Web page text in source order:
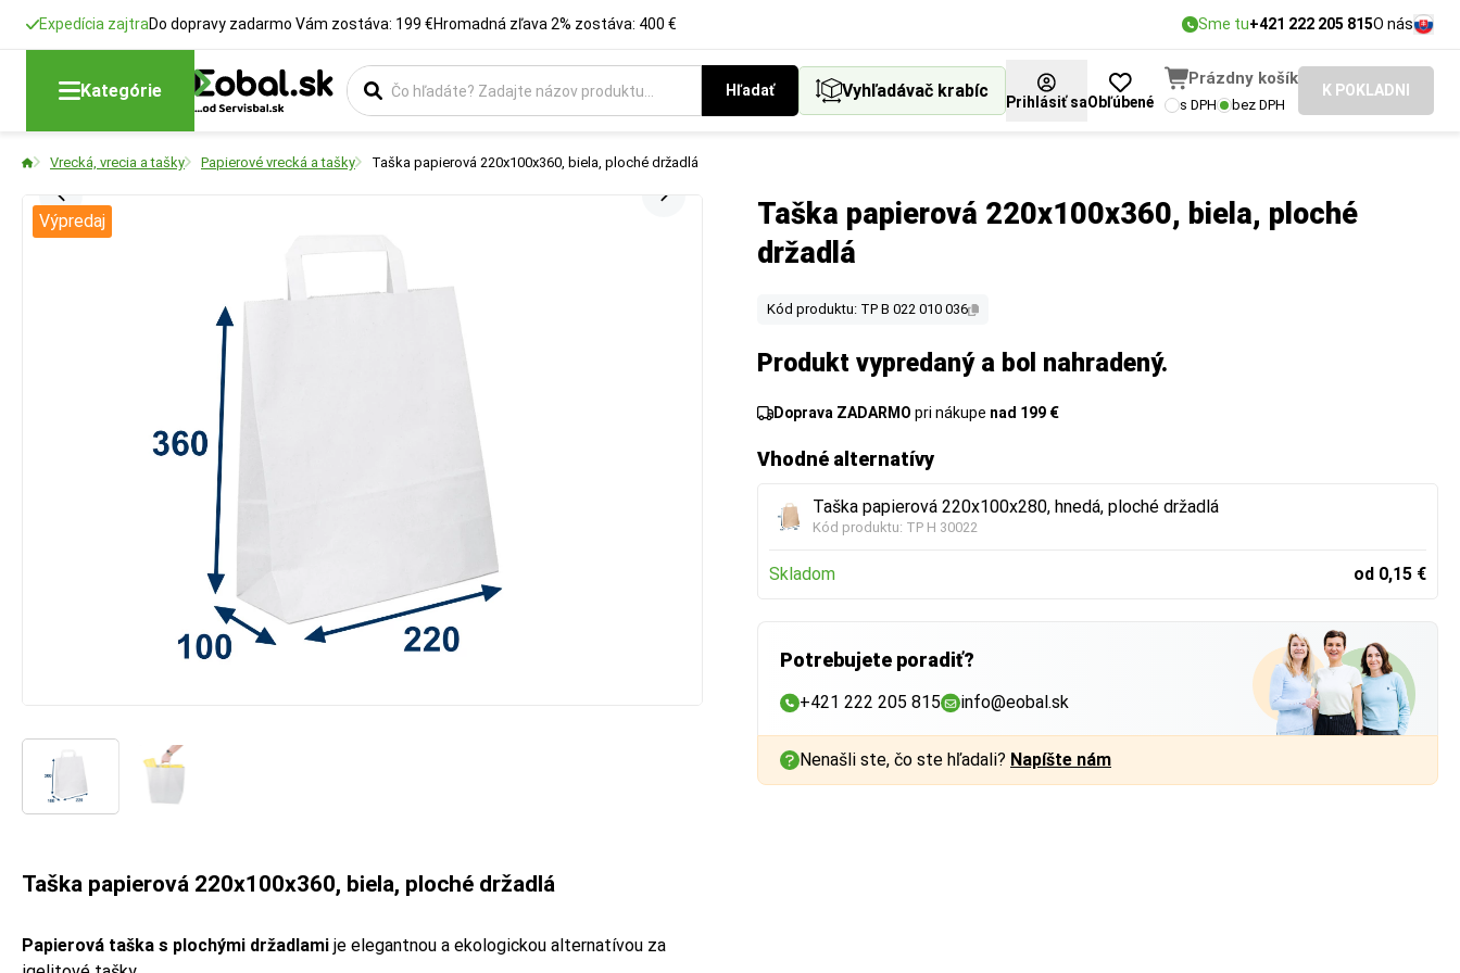
Expedícia zajtraDo dopravy zadarmo Vám zostáva: 199 €Hromadná zľava 2% zostáva: 400 € Sme tu+421 222 205 815O nás
Kategórie Hľadať Vyhľadávač krabíc
Prihlásiť saObľúbené
Prázdny košík
s DPH bez DPH
K POKLADNI
Vrecká, vrecia a tašky Papierové vrecká a tašky Taška papierová 220x100x360, biela, ploché držadlá
Taška papierová 220x100x360, biela, ploché
držadlá
Kód produktu: TP B 022 010 036
Produkt vypredaný a bol nahradený.
Doprava ZADARMO pri nákupe nad 199 €
Vhodné alternatívy
Taška papierová 220x100x280, hnedá, ploché držadlá
Kód produktu: TP H 30022
Skladom od 0,15 €
Potrebujete poradiť?
+421 222 205 815 info@eobal.sk
Nenašli ste, čo ste hľadali? Napíšte nám
Výpredaj
Taška papierová 220x100x360, biela, ploché držadlá
Papierová taška s plochými držadlami je elegantnou a ekologickou alternatívou za